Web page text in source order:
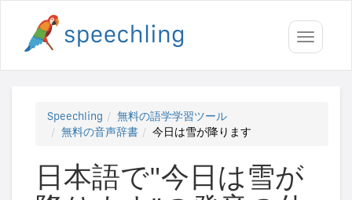
Toggle
Speechling
無料の語学学習ツール
無料の音声辞書
今日は雪が降ります
日本語で"今日は雪が